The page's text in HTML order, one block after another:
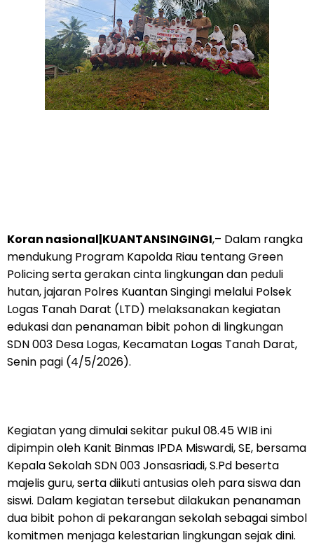
Koran nasional|KUANTANSINGINGI,– Dalam rangka
mendukung Program Kapolda Riau tentang Green
Policing serta gerakan cinta lingkungan dan peduli
hutan, jajaran Polres Kuantan Singingi melalui Polsek
Logas Tanah Darat (LTD) melaksanakan kegiatan
edukasi dan penanaman bibit pohon di lingkungan
SDN 003 Desa Logas, Kecamatan Logas Tanah Darat,
Senin pagi (4/5/2026).
Kegiatan yang dimulai sekitar pukul 08.45 WIB ini
dipimpin oleh Kanit Binmas IPDA Miswardi, SE, bersama
Kepala Sekolah SDN 003 Jonsasriadi, S.Pd beserta
majelis guru, serta diikuti antusias oleh para siswa dan
siswi. Dalam kegiatan tersebut dilakukan penanaman
dua bibit pohon di pekarangan sekolah sebagai simbol
komitmen menjaga kelestarian lingkungan sejak dini.